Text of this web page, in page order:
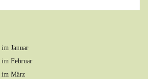
Januar
im Februar
im März